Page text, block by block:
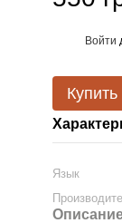
Войти
Купить
Язык